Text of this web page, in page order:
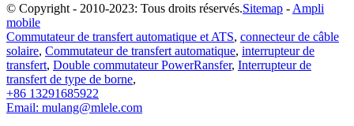
© Copyright - 2010-2023: Tous droits réservés.Sitemap - Ampli
mobile
Commutateur de transfert automatique et ATS, connecteur de câble
solaire, Commutateur de transfert automatique, interrupteur de
transfert, Double commutateur PowerRansfer, Interrupteur de
transfert de type de borne,
+86 13291685922
Email: mulang@mlele.com